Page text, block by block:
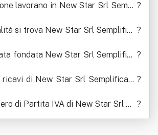
lavorano in New Star Srl Sempli ?
si trova New Star Srl Semplifica ?
fondata New Star Srl Semplifica ?
ricavi di New Star Srl Semplificata ?
di Partita IVA di New Star Srl Se
Onale
?